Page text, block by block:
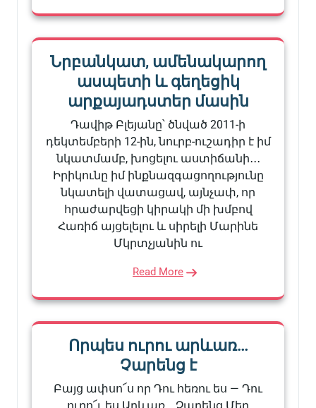
Նրբանկատ, ամենակարող
ասպետի և գեղեցիկ
արքայադստեր մասին
Դավիթ Բլեյանը՝ ծնված 2011-ի
դեկտեմբերի 12-ին, նուրբ-ուշադիր է իմ
նկատմամբ, խոցելու աստիճանի․․․
Իրիկունը իմ ինքնազգացողությունը
նկատելի վատացավ, այնչափ, որ
հրաժարվեցի կիրակի մի խմբով
Հառիճ այցելելու և սիրելի Մարինե
Մկրտչյանին ու
Read More
Որպես ուրու արևառ…
Չարենց է
Բայց ափսո՜ս որ Դու հեռու ես — Դու
ուրո՜ւ ես Արևառ… Չարենց Մեր